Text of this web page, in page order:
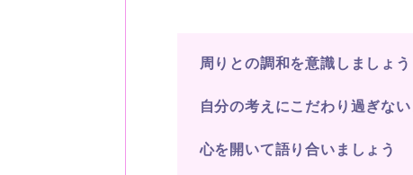
周りとの調和を意識しましょう
自分の考えにこだわり過ぎな
心を開いて語り合いましょう